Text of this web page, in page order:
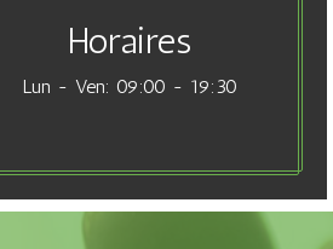
Horaires
Lun - Ven: 09:00 - 19:30